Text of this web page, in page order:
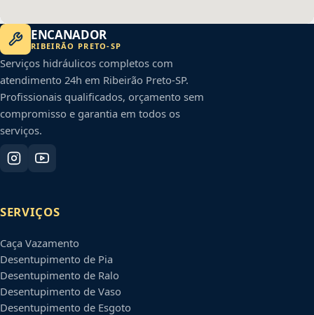
ENCANADOR
RIBEIRÃO PRETO-SP
Serviços hidráulicos completos com
atendimento 24h em Ribeirão Preto-SP.
Profissionais qualificados, orçamento sem
compromisso e garantia em todos os
serviços.
SERVIÇOS
Caça Vazamento
Desentupimento de Pia
Desentupimento de Ralo
Desentupimento de Vaso
Desentupimento de Esgoto